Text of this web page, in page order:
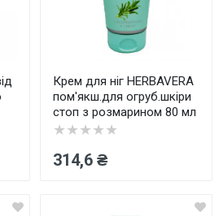
Крем для ніг HERBAVERA
пом'якш.для огруб.шкіри
стоп з розмарином 80 мл
★★★★★
314,6 ₴